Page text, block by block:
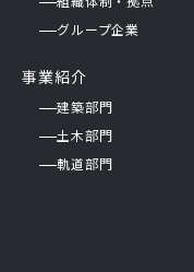
グループ企業
事業紹介
建築部門
土木部門
軌道部門